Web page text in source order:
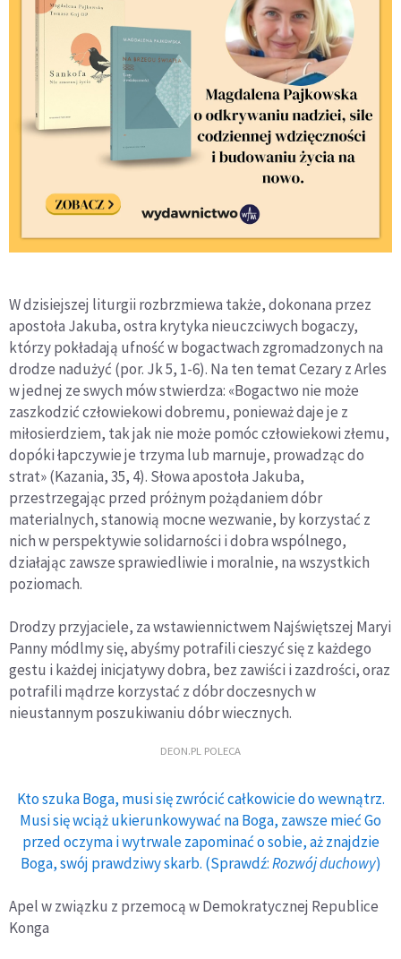
W dzisiejszej liturgii rozbrzmiewa także, dokonana przez
apostoła Jakuba, ostra krytyka nieuczciwych bogaczy,
którzy pokładają ufność w bogactwach zgromadzonych na
drodze nadużyć (por. Jk 5, 1-6). Na ten temat Cezary z Arles
w jednej ze swych mów stwierdza: «Bogactwo nie może
zaszkodzić człowiekowi dobremu, ponieważ daje je z
miłosierdziem, tak jak nie może pomóc człowiekowi złemu,
dopóki łapczywie je trzyma lub marnuje, prowadząc do
strat» (Kazania, 35, 4). Słowa apostoła Jakuba,
przestrzegając przed próżnym pożądaniem dóbr
materialnych, stanowią mocne wezwanie, by korzystać z
nich w perspektywie solidarności i dobra wspólnego,
działając zawsze sprawiedliwie i moralnie, na wszystkich
poziomach.
Drodzy przyjaciele, za wstawiennictwem Najświętszej Maryi
Panny módlmy się, abyśmy potrafili cieszyć się z każdego
gestu i każdej inicjatywy dobra, bez zawiści i zazdrości, oraz
potrafili mądrze korzystać z dóbr doczesnych w
nieustannym poszukiwaniu dóbr wiecznych.
DEON.PL POLECA
Kto szuka Boga, musi się zwrócić całkowicie do wewnątrz.
Musi się wciąż ukierunkowywać na Boga, zawsze mieć Go
przed oczyma i wytrwale zapominać o sobie, aż znajdzie
Boga, swój prawdziwy skarb. (Sprawdź:Rozwój duchowy)
Apel w związku z przemocą w Demokratycznej Republice
Konga